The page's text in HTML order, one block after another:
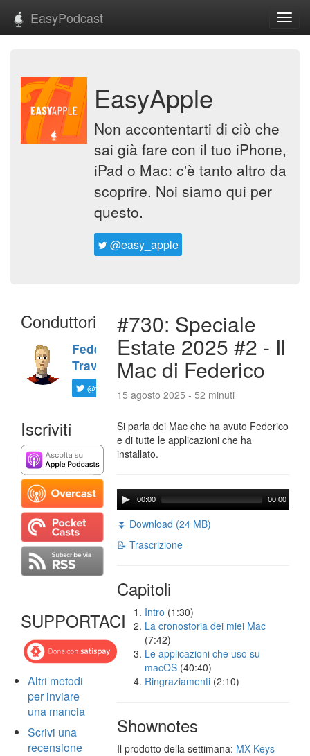
EasyPodcast
EasyApple
Non accontentarti di ciò che
sai già fare con il tuo iPhone,
iPad o Mac: c'è tanto altro da
scoprire. Noi siamo qui per
questo.
@easy_apple
Conduttori
Federico
Travaini
@ftrava
Iscriviti
SUPPORTACI
Altri metodi
per inviare
una mancia
Scrivi una
recensione
#730: Speciale
Estate 2025 #2 - Il
Mac di Federico
15 agosto 2025 - 52 minuti
Si parla dei Mac che ha avuto Federico
e di tutte le applicazioni che ha
installato.
00:00 00:00
⏬ Download (24 MB)
📝 Trascrizione
Capitoli
Intro (1:30)
La cronostoria dei miei Mac
(7:42)
Le applicazioni che uso su
macOS (40:40)
Ringraziamenti (2:10)
Shownotes
Il prodotto della settimana: MX Keys